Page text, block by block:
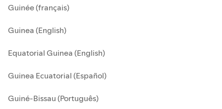
Guinée (français)
Guinea (English)
Equatorial Guinea (English)
Guinea Ecuatorial (Español)
Guiné-Bissau (Português)